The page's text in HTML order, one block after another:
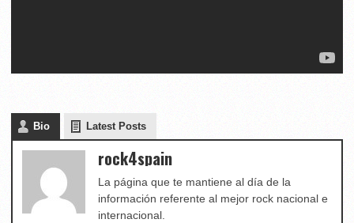
Bio Latest Posts
rock4spain
La página que te mantiene al día de la
información referente al mejor rock nacional e
internacional.